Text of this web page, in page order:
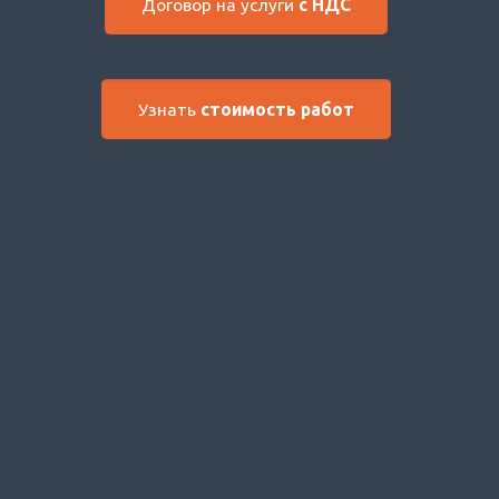
Договор на услуги с НДС
Узнать стоимость работ